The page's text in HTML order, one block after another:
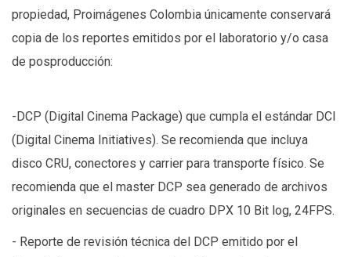
propiedad, Proimágenes Colombia únicamente conservará
copia de los reportes emitidos por el laboratorio y/o casa
de posproducción:
-DCP (Digital Cinema Package) que cumpla el estándar DCI
(Digital Cinema Initiatives). Se recomienda que incluya
disco CRU, conectores y carrier para transporte físico. Se
recomienda que el master DCP sea generado de archivos
originales en secuencias de cuadro DPX 10 Bit log, 24FPS.
- Reporte de revisión técnica del DCP emitido por el